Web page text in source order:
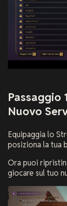
Passaggio
Nuovo
Equipaggia lo
posiziona la tua
Ora puoi
giocare sul tuo